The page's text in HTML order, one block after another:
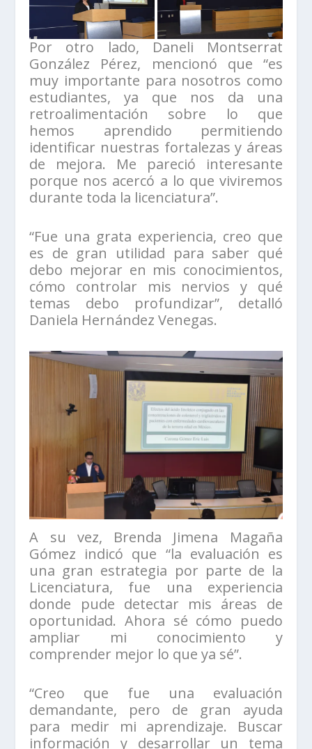
Por otro lado, Daneli Montserrat
González Pérez, mencionó que “es
muy importante para nosotros como
estudiantes, ya que nos da una
retroalimentación sobre lo que
hemos aprendido permitiendo
identificar nuestras fortalezas y áreas
de mejora. Me pareció interesante
porque nos acercó a lo que viviremos
durante toda la licenciatura”.
“Fue una grata experiencia, creo que
es de gran utilidad para saber qué
debo mejorar en mis conocimientos,
cómo controlar mis nervios y qué
temas debo profundizar”, detalló
Daniela Hernández Venegas.
A su vez, Brenda Jimena Magaña
Gómez indicó que “la evaluación es
una gran estrategia por parte de la
Licenciatura, fue una experiencia
donde pude detectar mis áreas de
oportunidad. Ahora sé cómo puedo
ampliar mi conocimiento y
comprender mejor lo que ya sé”.
“Creo que fue una evaluación
demandante, pero de gran ayuda
para medir mi aprendizaje. Buscar
información y desarrollar un tema